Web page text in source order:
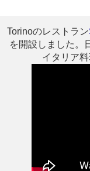
Torinoのレストラン
を開設しました。
イタリア